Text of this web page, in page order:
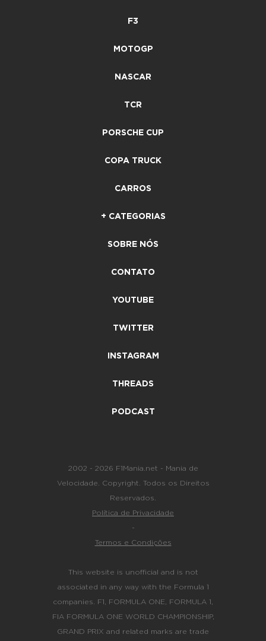
F3
MOTOGP
NASCAR
TCR
PORSCHE CUP
COPA TRUCK
CARROS
+ CATEGORIAS
SOBRE NÓS
CONTATO
YOUTUBE
TWITTER
INSTAGRAM
THREADS
PODCAST
2002 - 2026 F1Mania.net - Mania de
Velocidade. Copyright. Todos os Direitos
Reservados.
Política de Privacidade
-
Termos e Condições
This website is unofficial and is not
associated in any way with the Formula 1
companies. F1, FORMULA ONE, FORMULA 1,
FIA FORMULA ONE WORLD CHAMPIONSHIP,
GRAND PRIX and related marks are trade